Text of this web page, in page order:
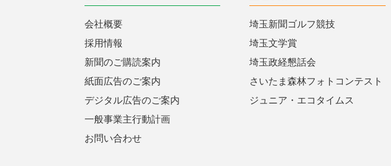
会社概要
採用情報
新聞のご購読案内
紙面広告のご案内
デジタル広告のご案内
一般事業主行動計画
お問い合わせ
埼玉新聞ゴルフ競技
埼玉文学賞
埼玉政経懇話会
さいたま森林フォトコンテスト
ジュニア・エコタイムス